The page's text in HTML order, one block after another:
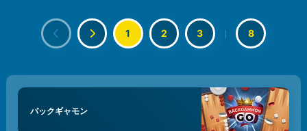
1 2 3 | 8
バックギャモン